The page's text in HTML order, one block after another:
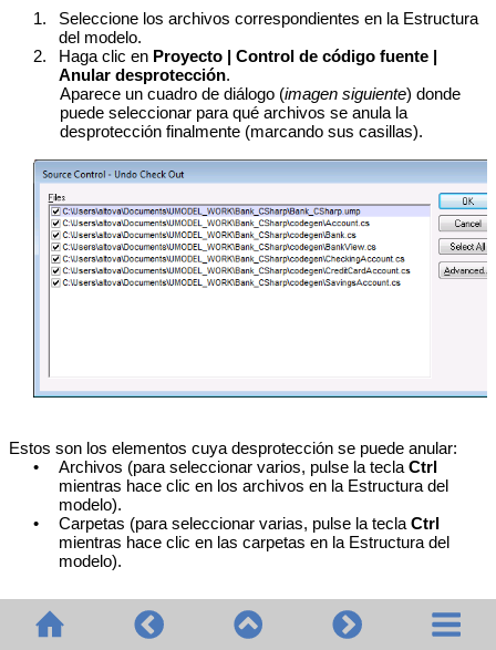
1.
Seleccione los archivos correspondientes en la Estructura
del modelo.
2.
Haga clic en Proyecto | Control de código fuente |
Anular desprotección.
Aparece un cuadro de diálogo (imagen siguiente) donde
puede seleccionar para qué archivos se anula la
desprotección finalmente (marcando sus casillas).
Estos son los elementos cuya desprotección se puede anular:
•
Archivos (para seleccionar varios, pulse la teclaCtrl
mientras hace clic en los archivos en la Estructura del
modelo).
•
Carpetas (para seleccionar varias, pulse la teclaCtrl
mientras hace clic en las carpetas en la Estructura del
modelo).